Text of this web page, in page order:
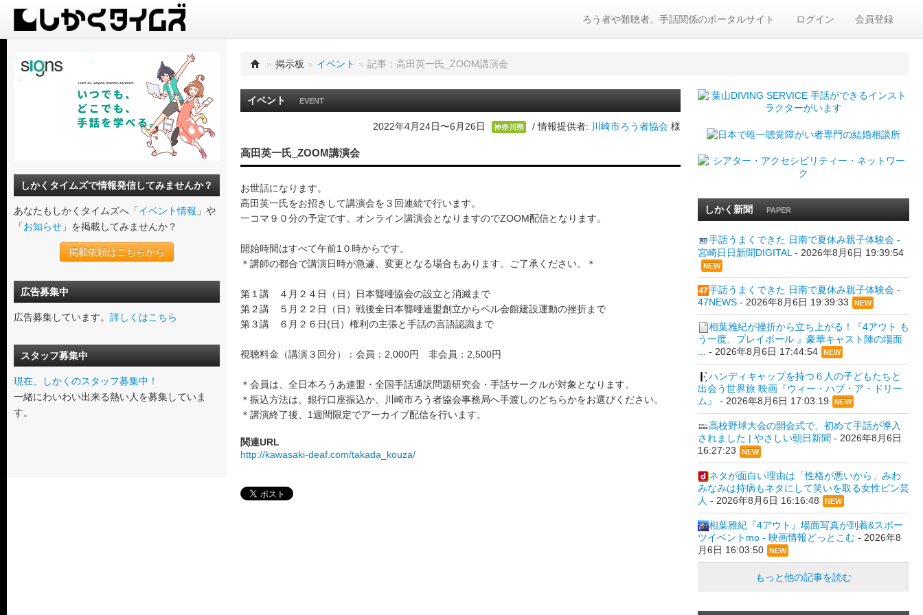
ログイン 会員登録
ろう者や難聴者、手話関係のポータルサイト
しかくタイムズで情報発信してみませんか？
あなたもしかくタイムズへ「イベント情報 」や
「お知らせ 」を掲載してみませんか？
掲載依頼はこちらから
広告募集中
広告募集しています。 詳しくはこちら
スタッフ募集中
現在、しかくのスタッフ募集中！
一緒にわいわい出来る熱い人を募集していま
す。
» 掲示板 » イベント » 記事：高田英一氏_ZOOM講演会
イベント EVENT
2022年4月24日〜6月26日 神奈川県 / 情報提供者: 川崎市ろう者協会 様
高田英一氏_ZOOM講演会
お世話になります。
高田英一氏をお招きして講演会を３回連続で行います。
一コマ９０分の予定です。オンライン講演会となりますのでZOOM配信となります。
開始時間はすべて午前1０時からです。
＊講師の都合で講演日時が急遽、変更となる場合もあります。ご了承ください。＊
第１講 ４月２４日（日）日本聾唖協会の設立と消滅まで
第２講 ５月２２日（日）戦後全日本聾唖連盟創立からベル会館建設運動の挫折まで
第３講 ６月２６日(日）権利の主張と手話の言語認識まで
視聴料金（講演３回分）：会員：2,000円 非会員：2,500円
＊会員は、全日本ろうあ連盟・全国手話通訳問題研究会・手話サークルが対象となります。
＊振込方法は、銀行口座振込か、川崎市ろう者協会事務局へ手渡しのどちらかをお選びください。
＊講演終了後、1週間限定でアーカイブ配信を行います。
関連URL
http://kawasaki-deaf.com/takada_kouza/
しかく新聞 PAPER
手話うまくできた 日南で夏休み親子体験会 -
宮崎日日新聞DIGITAL - 2026年8月6日 19:39:54
NEW
手話うまくできた 日南で夏休み親子体験会 -
47NEWS- 2026年8月6日 19:39:33 NEW
相葉雅紀が挫折から立ち上がる！『4アウト も
う一度、プレイボール 』豪華キャスト陣の場面
- 2026年8月6日 17:44:54 NEW
ハンディキャップを持つ６人の子どもたちと
出会う世界旅 映画『ウィー・ハブ・ア・ドリー
ム』
- 2026年8月6日 17:03:19 NEW
高校野球大会の開会式で、初めて手話が導入
されました | やさしい朝日新聞 - 2026年8月6日
16:27:23
NEW
ネタが面白い理由は「性格が悪いから」みわ
みなみは持病もネタにして笑いを取る女性ピン芸
人 - 2026年8月6日 16:16:48 NEW
相葉雅紀『4アウト』場面写真が到着&スポー
ツイベントmo - 映画情報どっとこむ- 2026年8
月6日 16:03:50
NEW
もっと他の記事を読む